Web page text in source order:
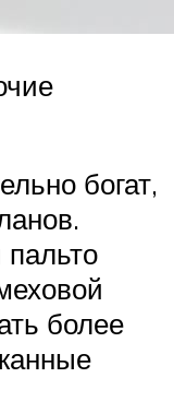
богат,
более